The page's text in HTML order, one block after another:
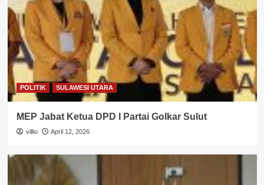
POLITIK SULAWESI UTARA
MEP Jabat Ketua DPD I Partai Golkar Sulut
villio April 12, 2026